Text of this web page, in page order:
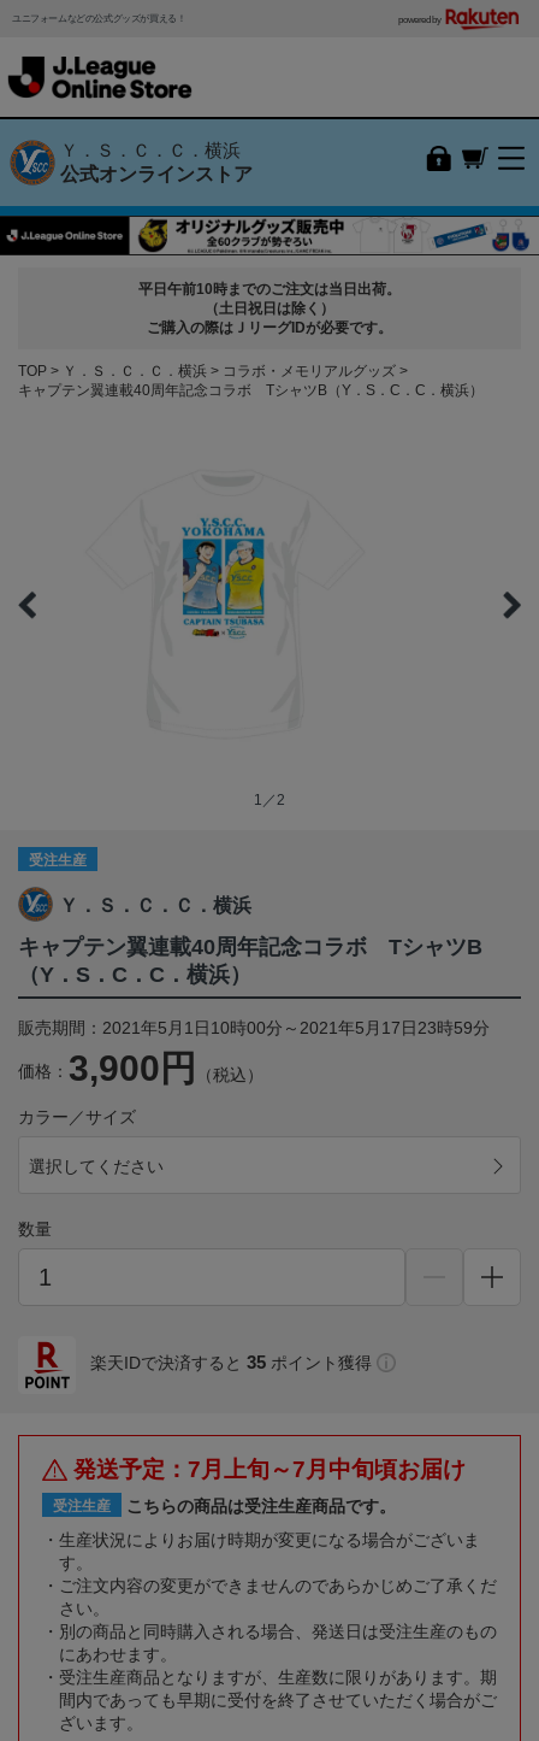
ユニフォームなどの公式グッズが買える！ powered by
Ｙ．Ｓ．Ｃ．Ｃ．横浜
公式オンラインストア
平日午前10時までのご注文は当日出荷。
（土日祝日は除く）
ご購入の際はＪリーグIDが必要です。
TOP Ｙ．Ｓ．Ｃ．Ｃ．横浜
コラボ・メモリアルグッズ
キャプテン翼連載40周年記念コラボ TシャツB（Y．S．C．C．横浜）
1／2
受注生産
Ｙ．Ｓ．Ｃ．Ｃ．横浜
キャプテン翼連載40周年記念コラボ TシャツB
（Y．S．C．C．横浜）
販売期間：2021年5月1日10時00分～2021年5月17日23時59分
価格： 3,900円 （税込）
カラー／サイズ
選択してください
数量
楽天IDで決済すると 35 ポイント獲得
発送予定：7月上旬～7月中旬頃お届け
受注生産
こちらの商品は受注生産商品です。
生産状況によりお届け時期が変更になる場合がございま
す。
ご注文内容の変更ができませんのであらかじめご了承くだ
さい。
別の商品と同時購入される場合、発送日は受注生産のもの
にあわせます。
受注生産商品となりますが、生産数に限りがあります。期
間内であっても早期に受付を終了させていただく場合がご
ざいます。